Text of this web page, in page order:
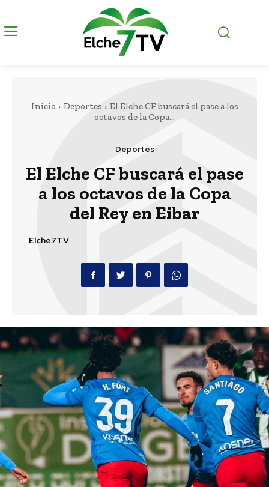
Inicio Deportes
El Elche CF buscará el pase a los
octavos de la Copa...
Deportes
El Elche CF buscará el pase
a los octavos de la Copa
del Rey en Eibar
Elche7TV